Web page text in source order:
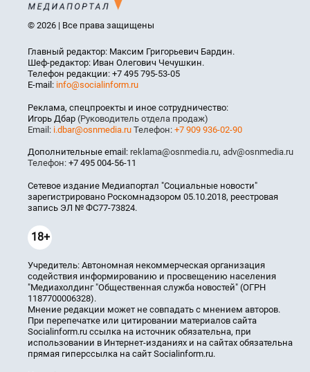
© 2026 | Все права защищены
Главный редактор: Максим Григорьевич Бардин.
Шеф-редактор: Иван Олегович Чечушкин.
Телефон редакции: +7 495 795-53-05
E-mail: info@socialinform.ru
Реклама, спецпроекты и иное сотрудничество:
Игорь Дбар (Руководитель отдела продаж)
Email: i.dbar@osnmedia.ru Телефон: +7 909 936-02-90
Дополнительные email: reklama@osnmedia.ru, adv@osnmedia.ru
Телефон: +7 495 004-56-11
Сетевое издание Медиапортал "Социальные новости"
зарегистрировано Роскомнадзором 05.10.2018, реестровая
запись ЭЛ № ФС77-73824.
18+
Учредитель: Автономная некоммерческая организация
содействия информированию и просвещению населения
"Медиахолдинг "Общественная служба новостей" (ОГРН
1187700006328).
Мнение редакции может не совпадать с мнением авторов.
При перепечатке или цитировании материалов сайта
Socialinform.ru ссылка на источник обязательна, при
использовании в Интернет-изданиях и на сайтах обязательна
прямая гиперссылка на сайт Socialinform.ru.